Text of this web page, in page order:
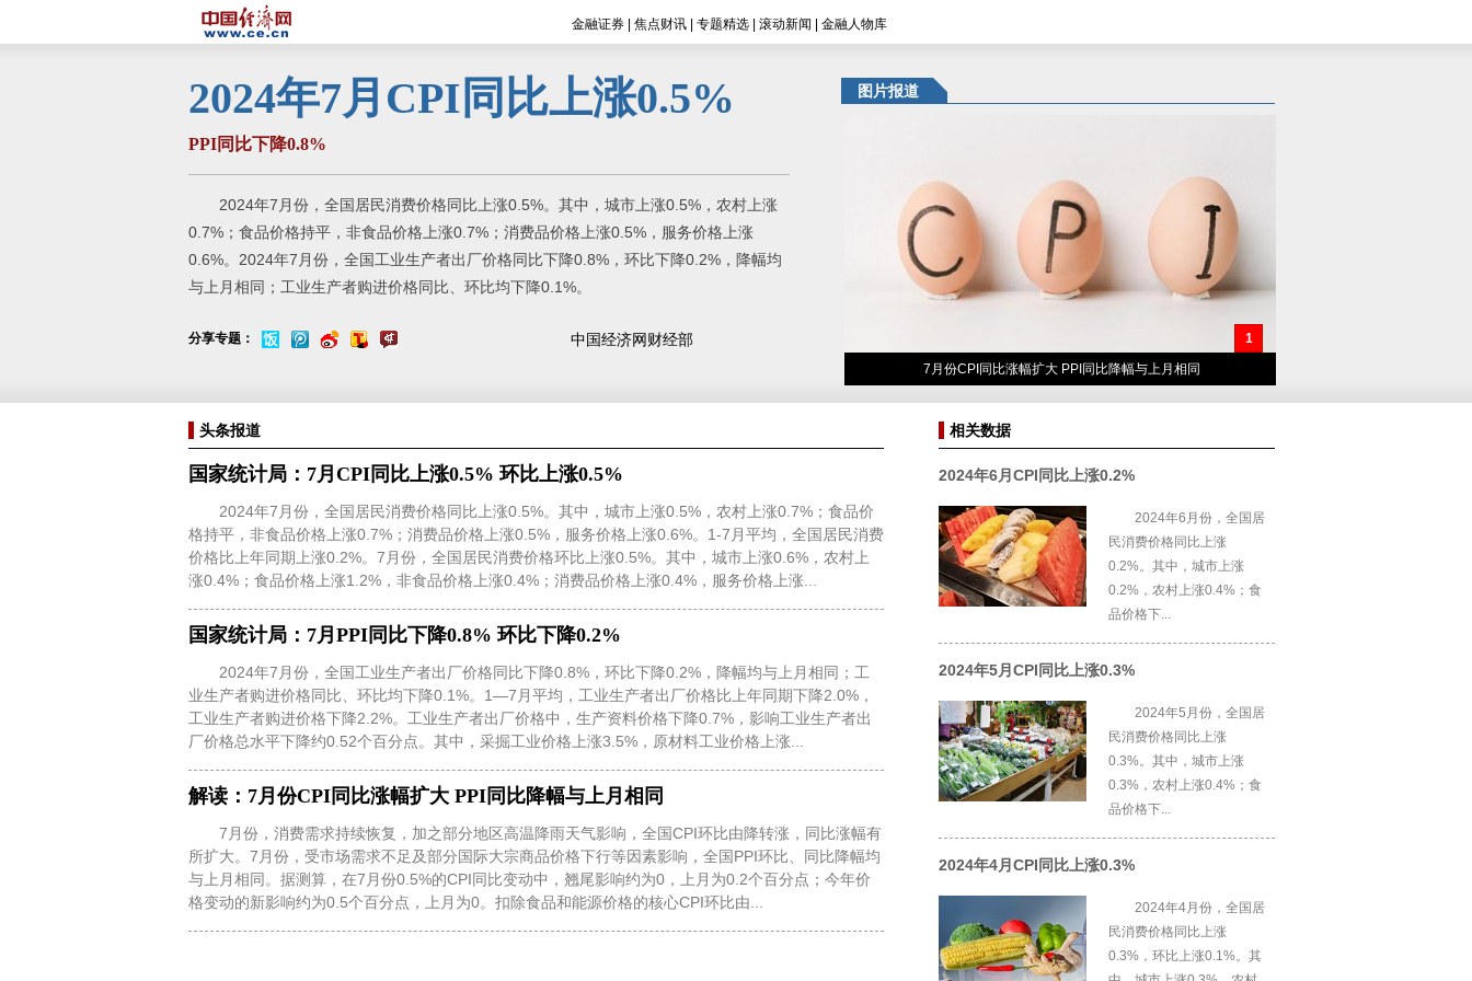
金融证券 焦点财讯 专题精选 滚动新闻 金融人物库
2024年7月CPI同比上涨0.5%
PPI同比下降0.8%
2024年7月份，全国居民消费价格同比上涨0.5%。其中，城市上涨0.5%，农村上涨
0.7%；食品价格持平，非食品价格上涨0.7%；消费品价格上涨0.5%，服务价格上涨
0.6%。2024年7月份，全国工业生产者出厂价格同比下降0.8%，环比下降0.2%，降幅均
与上月相同；工业生产者购进价格同比、环比均下降0.1%。
分享专题： 中国经济网财经部
图片报道
1
7月份CPI同比涨幅扩大 PPI同比降幅与上月相同
头条报道
国家统计局：7月CPI同比上涨0.5% 环比上涨0.5%
2024年7月份，全国居民消费价格同比上涨0.5%。其中，城市上涨0.5%，农村上涨0.7%；食品价
格持平，非食品价格上涨0.7%；消费品价格上涨0.5%，服务价格上涨0.6%。1-7月平均，全国居民消费
价格比上年同期上涨0.2%。7月份，全国居民消费价格环比上涨0.5%。其中，城市上涨0.6%，农村上
涨0.4%；食品价格上涨1.2%，非食品价格上涨0.4%；消费品价格上涨0.4%，服务价格上涨...
国家统计局：7月PPI同比下降0.8% 环比下降0.2%
2024年7月份，全国工业生产者出厂价格同比下降0.8%，环比下降0.2%，降幅均与上月相同；工
业生产者购进价格同比、环比均下降0.1%。1—7月平均，工业生产者出厂价格比上年同期下降2.0%，
工业生产者购进价格下降2.2%。工业生产者出厂价格中，生产资料价格下降0.7%，影响工业生产者出
厂价格总水平下降约0.52个百分点。其中，采掘工业价格上涨3.5%，原材料工业价格上涨...
解读：7月份CPI同比涨幅扩大 PPI同比降幅与上月相同
7月份，消费需求持续恢复，加之部分地区高温降雨天气影响，全国CPI环比由降转涨，同比涨幅有
所扩大。7月份，受市场需求不足及部分国际大宗商品价格下行等因素影响，全国PPI环比、同比降幅均
与上月相同。据测算，在7月份0.5%的CPI同比变动中，翘尾影响约为0，上月为0.2个百分点；今年价
格变动的新影响约为0.5个百分点，上月为0。扣除食品和能源价格的核心CPI环比由...
相关数据
2024年6月CPI同比上涨0.2%
2024年6月份，全国居
民消费价格同比上涨
0.2%。其中，城市上涨
0.2%，农村上涨0.4%；食
品价格下...
2024年5月CPI同比上涨0.3%
2024年5月份，全国居
民消费价格同比上涨
0.3%。其中，城市上涨
0.3%，农村上涨0.4%；食
品价格下...
2024年4月CPI同比上涨0.3%
2024年4月份，全国居
民消费价格同比上涨
0.3%，环比上涨0.1%。其